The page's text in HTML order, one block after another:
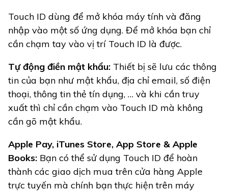
Touch ID dùng để mở khóa máy tính và đăng
nhập vào một số ứng dụng. Để mở khóa bạn chỉ
cần chạm tay vào vị trí Touch ID là được.
Tự động điền mật khẩu: Thiết bị sẽ lưu các thông
tin của bạn như mật khẩu, địa chỉ email, số điện
thoại, thông tin thẻ tín dụng, … và khi cần truy
xuất thì chỉ cần chạm vào Touch ID mà không
cần gõ mật khẩu.
Apple Pay, iTunes Store, App Store & Apple
Books: Bạn có thể sử dụng Touch ID để hoàn
thành các giao dịch mua trên cửa hàng Apple
trực tuyến mà chính bạn thực hiện trên máy